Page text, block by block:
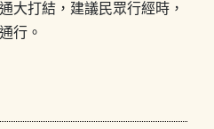
大打結，建議民眾行經時，
行。